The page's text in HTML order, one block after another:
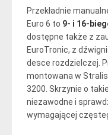
Przekładnie
Euro 6 to 9- i 16-
dostępne także z
EuroTronic, z
desce rozdzielczej.
montowana w
3200. Skrzynie o
niezawodne i
wymagającej